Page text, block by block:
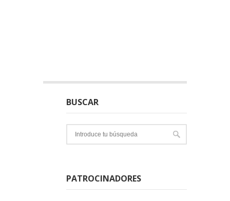
BUSCAR
PATROCINADORES